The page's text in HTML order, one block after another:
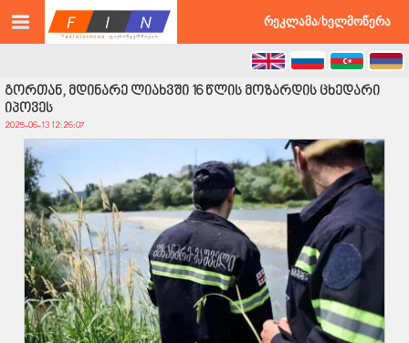
რეკლამა/ხელმოწერა
გორთან, მდინარე ლიახვში 16 წლის მოზარდის ცხედარი
იპოვეს
2025-06-13 12:26:07
©2026 faxinternews.ge ყველა უფლება დაცულია